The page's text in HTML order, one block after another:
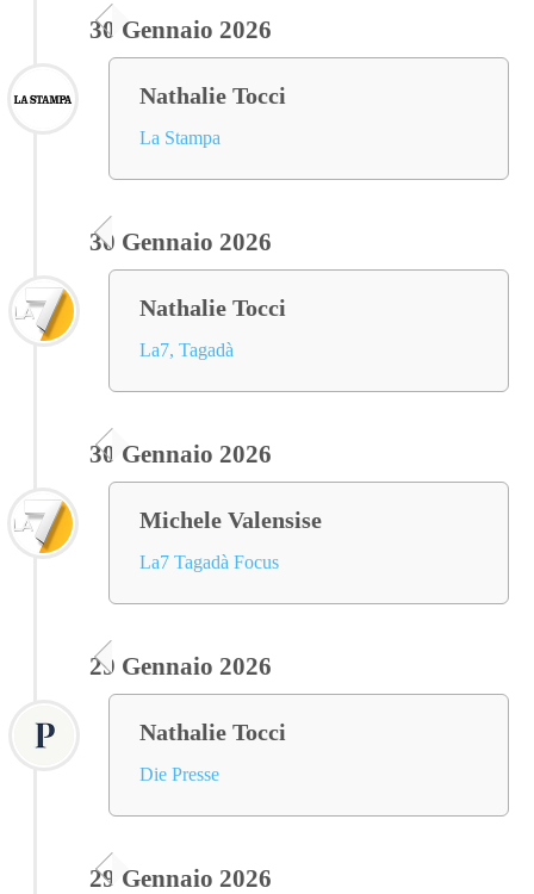
30 Gennaio 2026
Nathalie Tocci
La Stampa
30 Gennaio 2026
Nathalie Tocci
La7, Tagadà
30 Gennaio 2026
Michele Valensise
La7 Tagadà Focus
29 Gennaio 2026
Nathalie Tocci
Die Presse
29 Gennaio 2026